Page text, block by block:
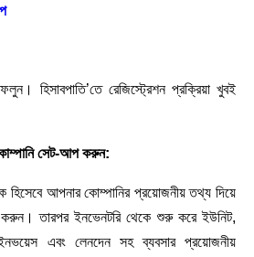
হিসাবপাতি’তে রেজিস্ট্রেশন প্রক্রিয়া খুবই
সেট-আপ করুন:
আপনার কোম্পানির প্রয়োজনীয় তথ্য দিয়ে
তারপর ইনভেনটরি থেকে শুরু করে ইউনিট,
এবং লেনদেন সহ ব্যবসার প্রয়োজনীয়